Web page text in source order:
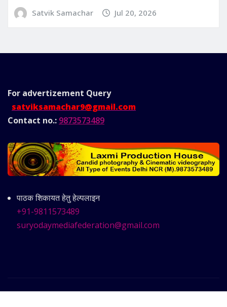
Satvik Samachar Jul 20, 2026
For advertizement Query
satviksamachar9@gmail.com
Contact no.: 9873573489
पाठक शिकायत हेतु हेल्पलाइन
+91-9811573489
suryodaymediafederation@gmail.com